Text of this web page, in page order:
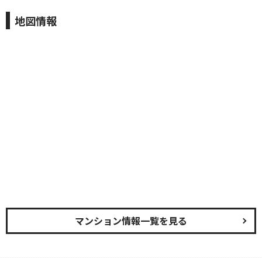
地図情報
マンション情報一覧を見る